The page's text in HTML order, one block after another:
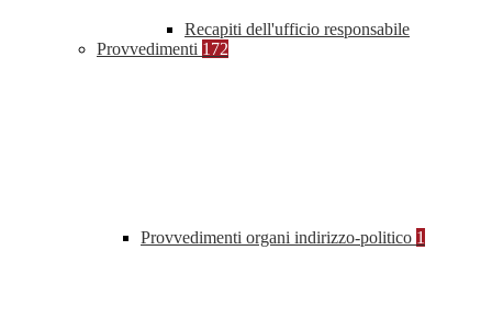
Recapiti dell'ufficio responsabile
Provvedimenti 172
Provvedimenti organi indirizzo-politico 1